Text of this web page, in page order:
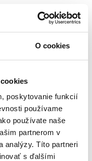
O cookies
poskytovanie funkcií
používame
používate naše
partnerom v
analýzy. Títo partneri
s ďalšími